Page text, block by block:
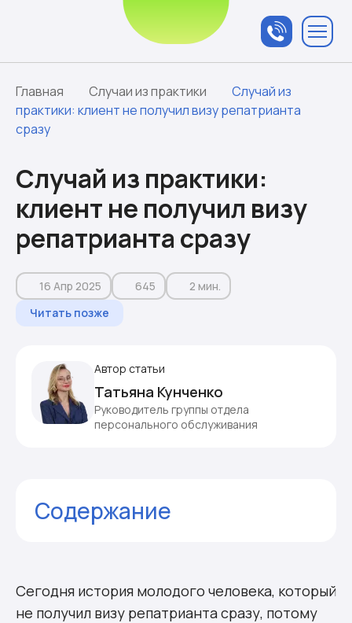
менеджером
Главная Случаи из практики
Случай из
практики: клиент не получил визу репатрианта
сразу
Случай из практики:
клиент не получил визу
репатрианта сразу
Читать позже
16 Апр 2025 645 2 мин.
Автор статьи
Татьяна Кунченко
Руководитель группы отдела
персонального обслуживания
Содержание
Сегодня история молодого человека, который
не получил визу репатрианта сразу, потому